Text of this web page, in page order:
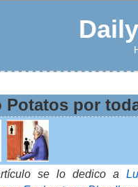
Potatos por
se lo dedico a